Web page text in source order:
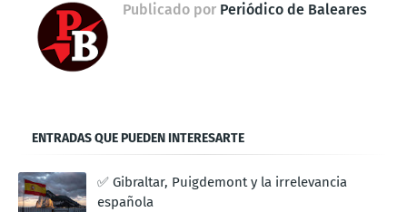
Publicado por Periódico de Baleares
ENTRADAS QUE PUEDEN INTERESARTE
✅ Gibraltar, Puigdemont y la irrelevancia
española